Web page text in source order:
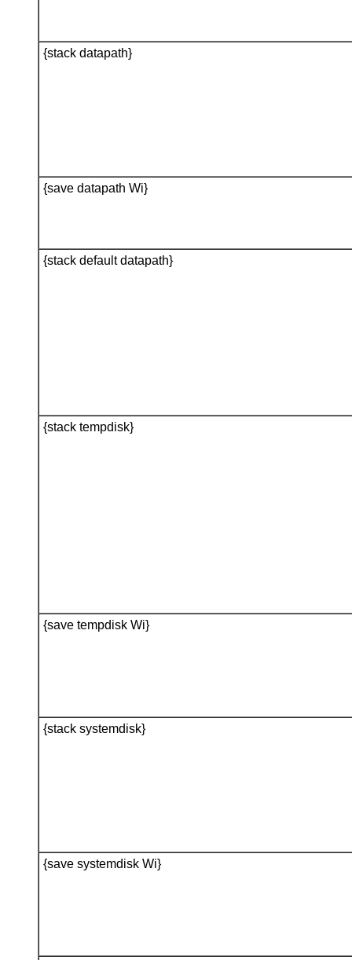
{stack datapath}
{save datapath Wi}
{stack default datapath}
{stack tempdisk}
{save tempdisk Wi}
{stack systemdisk}
{save systemdisk Wi}